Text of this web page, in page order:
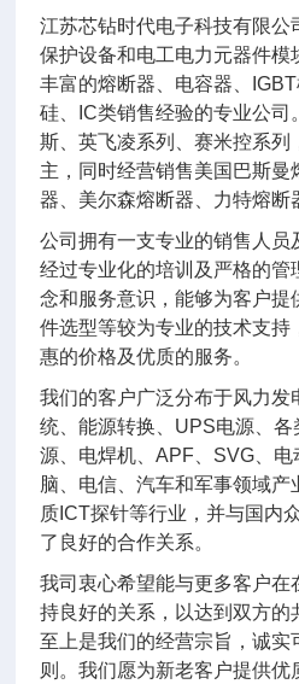
江苏芯钻时代电子科技有限公
保护设备和电工电力元器件模
丰富的熔断器、电容器、
硅、IC类销售经验的专业公司
斯、英飞凌系列、赛米控系列
主，同时经营销售美国巴斯曼
器、美尔森熔断器、力特熔断
公司拥有一支专业的销售人员
经过专业化的培训及严格的管
念和服务意识，能够为客户提
件选型等较为专业的技术支持
惠的价格及优质的服务。
我们的客户广泛分布于风力发
统、能源转换、UPS电源、
源、电焊机、APF、SVG、
脑、电信、汽车和军事领域产
质ICT探针等行业，并与国内
了良好的合作关系。
我司衷心希望能与更多客户在
持良好的关系，以达到双方的
至上是我们的经营宗旨，诚实
则。我们愿为新老客户提供优